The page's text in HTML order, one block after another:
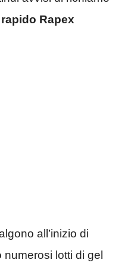
Rapex
all’inizio di
lotti di gel